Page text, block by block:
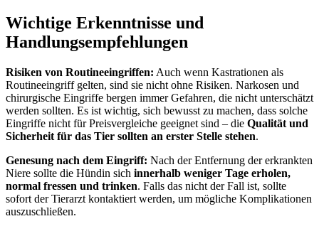
Wichtige Erkenntnisse und
Handlungsempfehlungen
Risiken von Routineeingriffen: Auch wenn Kastrationen als
Routineeingriff gelten, sind sie nicht ohne Risiken. Narkosen und
chirurgische Eingriffe bergen immer Gefahren, die nicht unterschätzt
werden sollten. Es ist wichtig, sich bewusst zu machen, dass solche
Eingriffe nicht für Preisvergleiche geeignet sind – die Qualität und
Sicherheit für das Tier sollten an erster Stelle stehen.
Genesung nach dem Eingriff: Nach der Entfernung der erkrankten
Niere sollte die Hündin sich innerhalb weniger Tage erholen,
normal fressen und trinken. Falls das nicht der Fall ist, sollte
sofort der Tierarzt kontaktiert werden, um mögliche Komplikationen
auszuschließen.